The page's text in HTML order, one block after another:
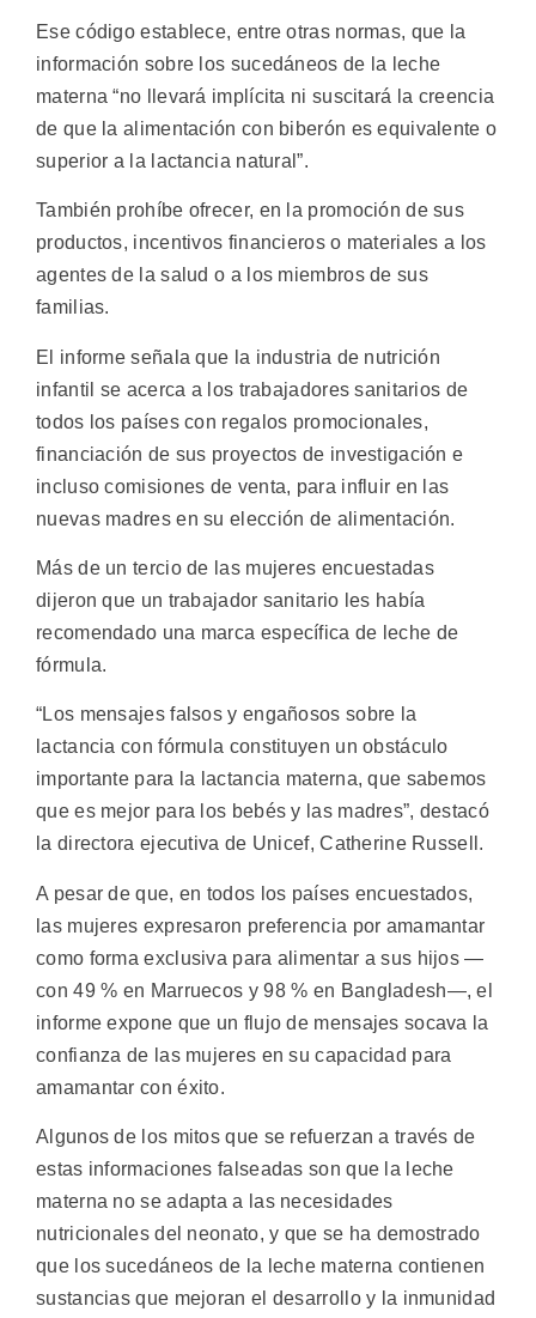
Ese código establece, entre otras normas, que la
información sobre los sucedáneos de la leche
materna “no llevará implícita ni suscitará la creencia
de que la alimentación con biberón es equivalente o
superior a la lactancia natural”.
También prohíbe ofrecer, en la promoción de sus
productos, incentivos financieros o materiales a los
agentes de la salud o a los miembros de sus
familias.
El informe señala que la industria de nutrición
infantil se acerca a los trabajadores sanitarios de
todos los países con regalos promocionales,
financiación de sus proyectos de investigación e
incluso comisiones de venta, para influir en las
nuevas madres en su elección de alimentación.
Más de un tercio de las mujeres encuestadas
dijeron que un trabajador sanitario les había
recomendado una marca específica de leche de
fórmula.
“Los mensajes falsos y engañosos sobre la
lactancia con fórmula constituyen un obstáculo
importante para la lactancia materna, que sabemos
que es mejor para los bebés y las madres”, destacó
la directora ejecutiva de Unicef, Catherine Russell.
A pesar de que, en todos los países encuestados,
las mujeres expresaron preferencia por amamantar
como forma exclusiva para alimentar a sus hijos —
con 49 % en Marruecos y 98 % en Bangladesh—, el
informe expone que un flujo de mensajes socava la
confianza de las mujeres en su capacidad para
amamantar con éxito.
Algunos de los mitos que se refuerzan a través de
estas informaciones falseadas son que la leche
materna no se adapta a las necesidades
nutricionales del neonato, y que se ha demostrado
que los sucedáneos de la leche materna contienen
sustancias que mejoran el desarrollo y la inmunidad